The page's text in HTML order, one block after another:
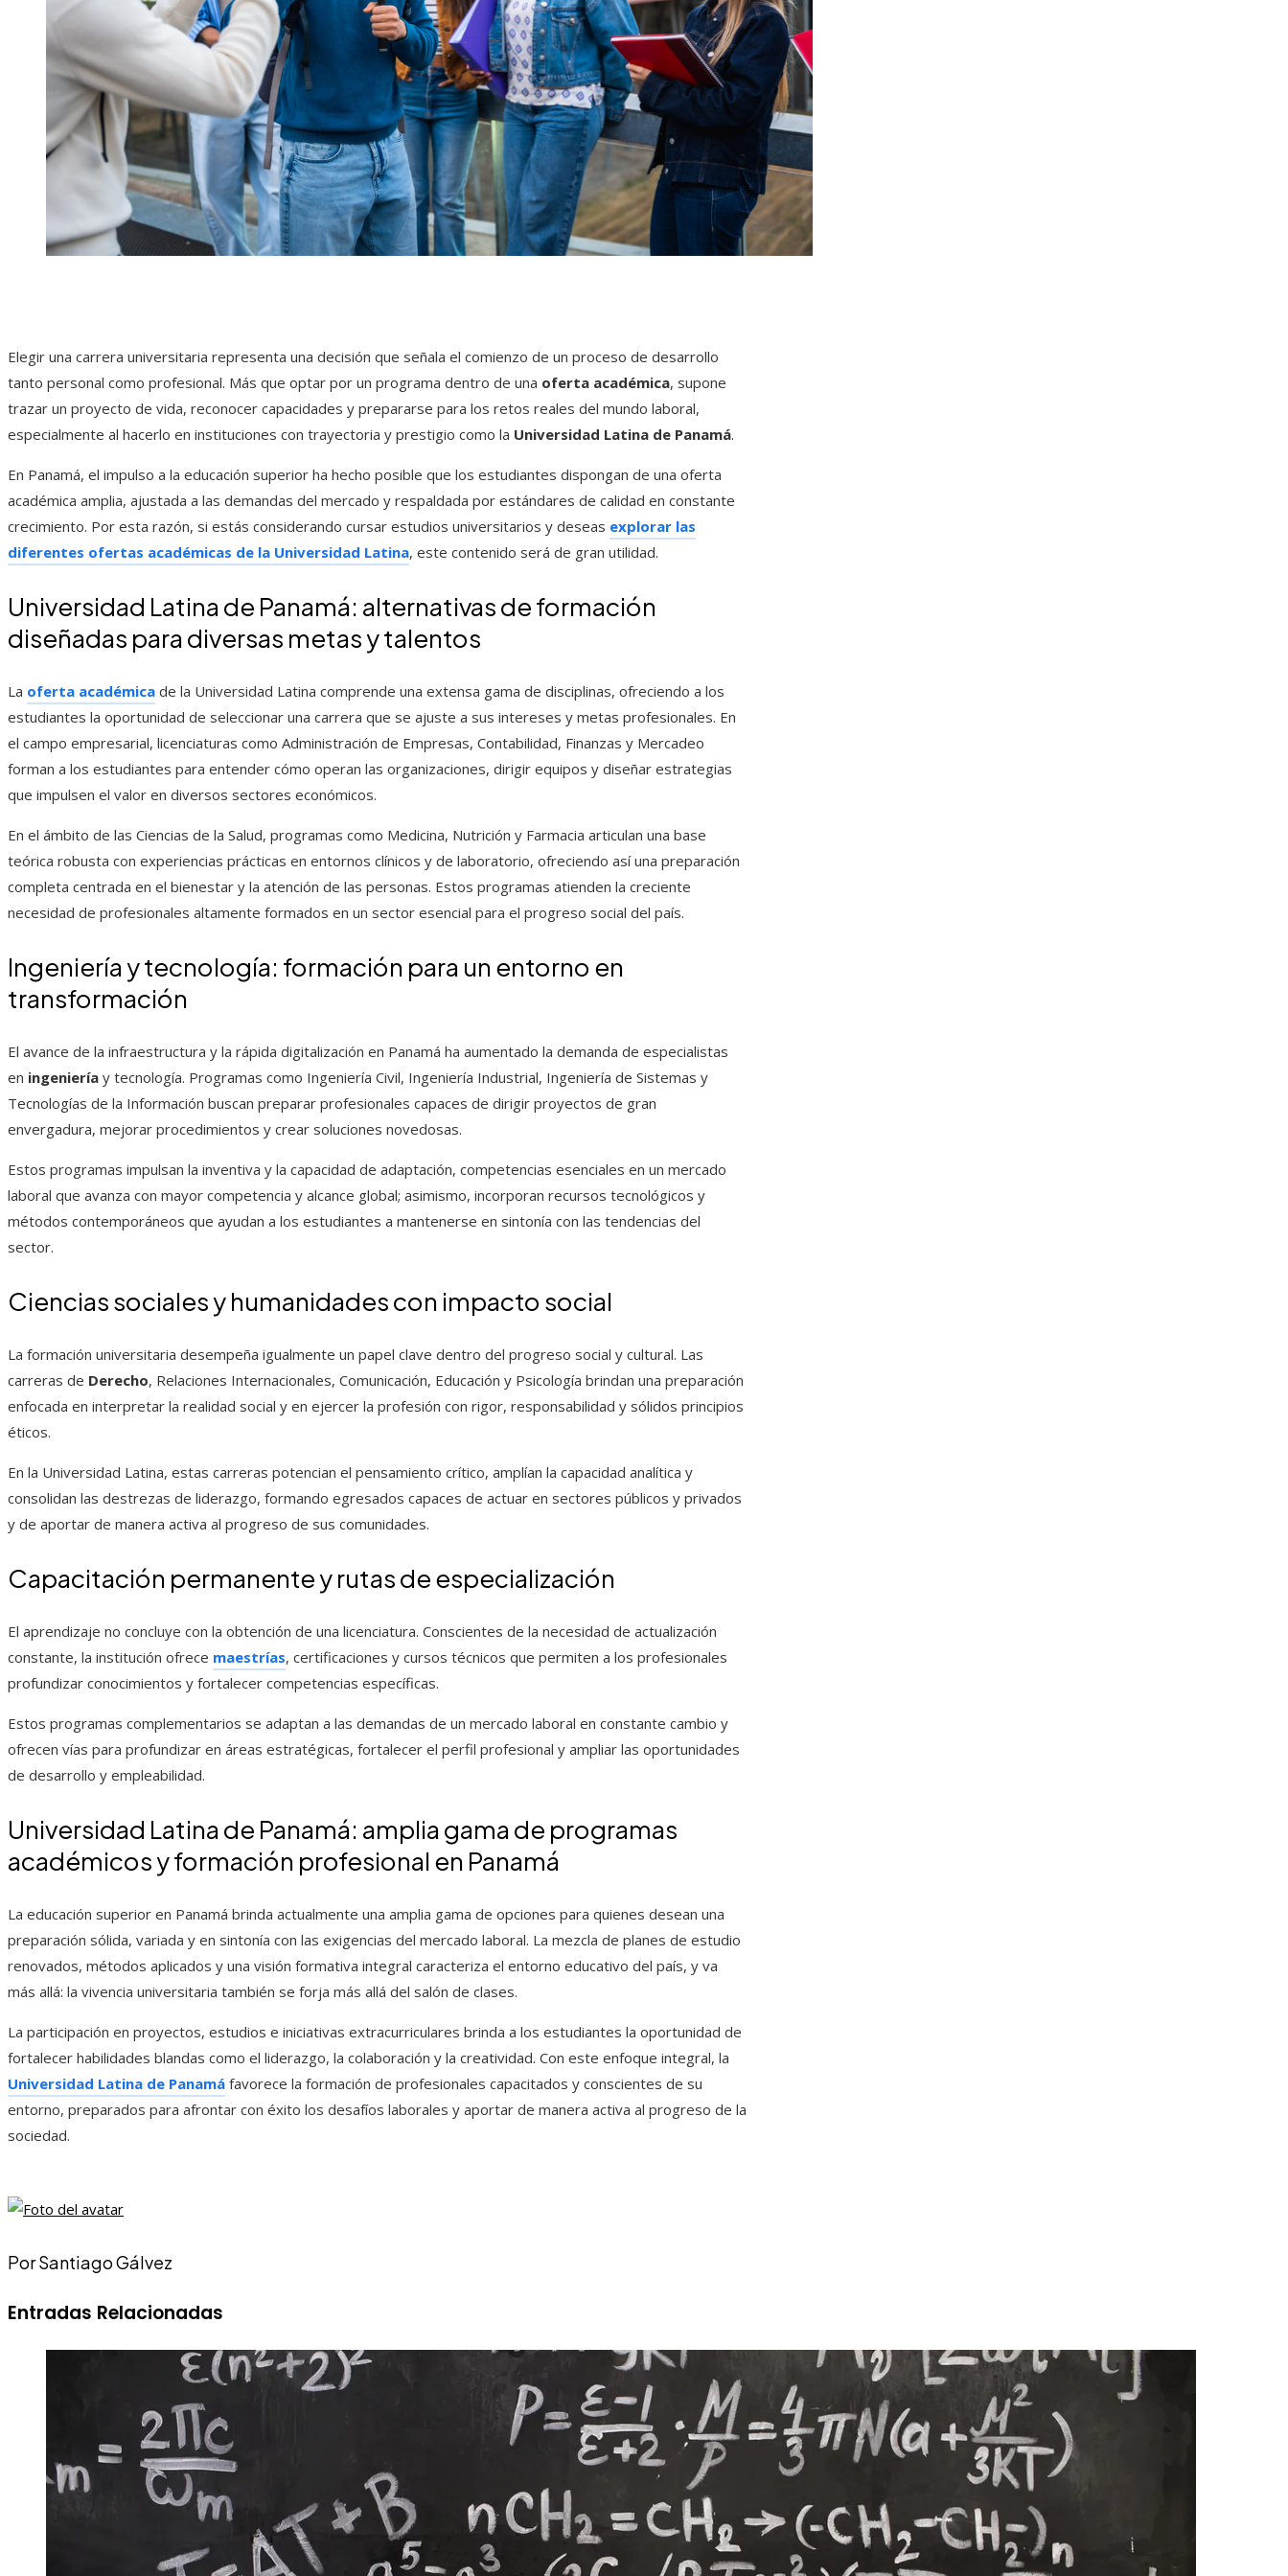
Elegir una carrera universitaria representa una decisión que señala el comienzo de un proceso de desarrollo
tanto personal como profesional. Más que optar por un programa dentro de una oferta académica, supone
trazar un proyecto de vida, reconocer capacidades y prepararse para los retos reales del mundo laboral,
especialmente al hacerlo en instituciones con trayectoria y prestigio como la Universidad Latina de Panamá.
En Panamá, el impulso a la educación superior ha hecho posible que los estudiantes dispongan de una oferta
académica amplia, ajustada a las demandas del mercado y respaldada por estándares de calidad en constante
crecimiento. Por esta razón, si estás considerando cursar estudios universitarios y deseas explorar las
diferentes ofertas académicas de la Universidad Latina, este contenido será de gran utilidad.
Universidad Latina de Panamá: alternativas de formación
diseñadas para diversas metas y talentos
La oferta académica de la Universidad Latina comprende una extensa gama de disciplinas, ofreciendo a los
estudiantes la oportunidad de seleccionar una carrera que se ajuste a sus intereses y metas profesionales. En
el campo empresarial, licenciaturas como Administración de Empresas, Contabilidad, Finanzas y Mercadeo
forman a los estudiantes para entender cómo operan las organizaciones, dirigir equipos y diseñar estrategias
que impulsen el valor en diversos sectores económicos.
En el ámbito de las Ciencias de la Salud, programas como Medicina, Nutrición y Farmacia articulan una base
teórica robusta con experiencias prácticas en entornos clínicos y de laboratorio, ofreciendo así una preparación
completa centrada en el bienestar y la atención de las personas. Estos programas atienden la creciente
necesidad de profesionales altamente formados en un sector esencial para el progreso social del país.
Ingeniería y tecnología: formación para un entorno en
transformación
El avance de la infraestructura y la rápida digitalización en Panamá ha aumentado la demanda de especialistas
en ingeniería y tecnología. Programas como Ingeniería Civil, Ingeniería Industrial, Ingeniería de Sistemas y
Tecnologías de la Información buscan preparar profesionales capaces de dirigir proyectos de gran
envergadura, mejorar procedimientos y crear soluciones novedosas.
Estos programas impulsan la inventiva y la capacidad de adaptación, competencias esenciales en un mercado
laboral que avanza con mayor competencia y alcance global; asimismo, incorporan recursos tecnológicos y
métodos contemporáneos que ayudan a los estudiantes a mantenerse en sintonía con las tendencias del
sector.
Ciencias sociales y humanidades con impacto social
La formación universitaria desempeña igualmente un papel clave dentro del progreso social y cultural. Las
carreras de Derecho, Relaciones Internacionales, Comunicación, Educación y Psicología brindan una preparación
enfocada en interpretar la realidad social y en ejercer la profesión con rigor, responsabilidad y sólidos principios
éticos.
En la Universidad Latina, estas carreras potencian el pensamiento crítico, amplían la capacidad analítica y
consolidan las destrezas de liderazgo, formando egresados capaces de actuar en sectores públicos y privados
y de aportar de manera activa al progreso de sus comunidades.
Capacitación permanente y rutas de especialización
El aprendizaje no concluye con la obtención de una licenciatura. Conscientes de la necesidad de actualización
constante, la institución ofrece maestrías, certificaciones y cursos técnicos que permiten a los profesionales
profundizar conocimientos y fortalecer competencias específicas.
Estos programas complementarios se adaptan a las demandas de un mercado laboral en constante cambio y
ofrecen vías para profundizar en áreas estratégicas, fortalecer el perfil profesional y ampliar las oportunidades
de desarrollo y empleabilidad.
Universidad Latina de Panamá: amplia gama de programas
académicos y formación profesional en Panamá
La educación superior en Panamá brinda actualmente una amplia gama de opciones para quienes desean una
preparación sólida, variada y en sintonía con las exigencias del mercado laboral. La mezcla de planes de estudio
renovados, métodos aplicados y una visión formativa integral caracteriza el entorno educativo del país, y va
más allá: la vivencia universitaria también se forja más allá del salón de clases.
La participación en proyectos, estudios e iniciativas extracurriculares brinda a los estudiantes la oportunidad de
fortalecer habilidades blandas como el liderazgo, la colaboración y la creatividad. Con este enfoque integral, la
Universidad Latina de Panamá favorece la formación de profesionales capacitados y conscientes de su
entorno, preparados para afrontar con éxito los desafíos laborales y aportar de manera activa al progreso de la
sociedad.
Por Santiago Gálvez
Entradas Relacionadas